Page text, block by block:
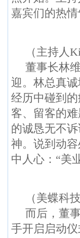
嘉宾们的热情
（主持人
董事长林
迎。林总真
经历中碰到
客、留客的
的诚恳无不
神。说到动
中人心：“美
（美蝶科
而后，董
手开启启动